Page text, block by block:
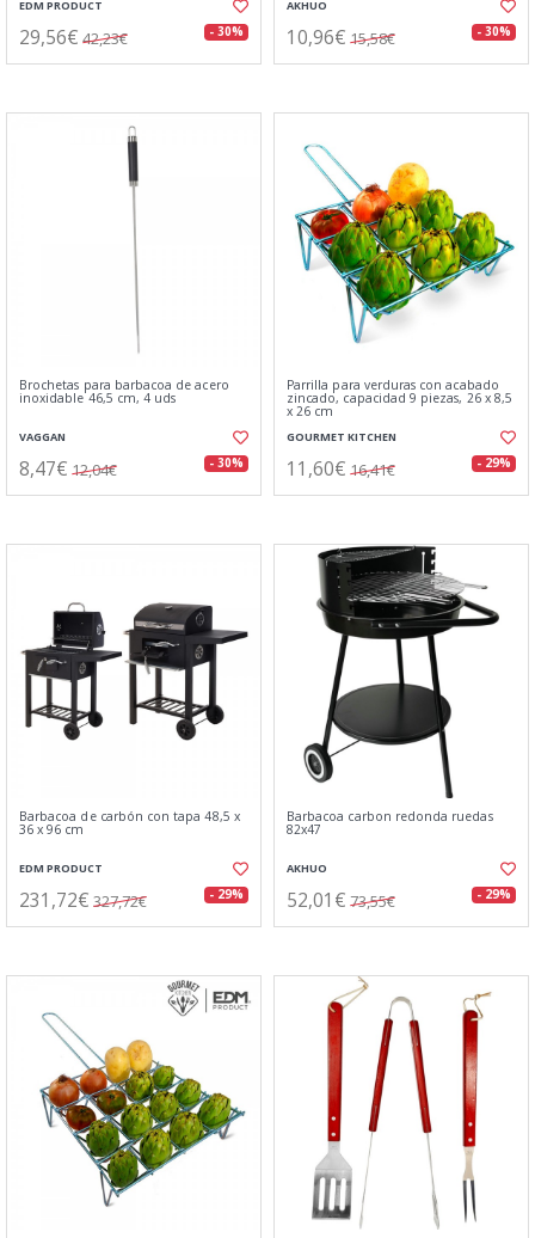
EDM PRODUCT
29,56€ 42,23€ - 30%
AKHUO
10,96€ 15,58€ - 30%
Brochetas para barbacoa de acero
inoxidable 46,5 cm, 4 uds
VAGGAN
8,47€ 12,04€ - 30%
Parrilla para verduras con acabado
zincado, capacidad 9 piezas, 26 x 8,5
x 26 cm
GOURMET KITCHEN
11,60€ 16,41€ - 29%
Barbacoa de carbón con tapa 48,5 x
36 x 96 cm
EDM PRODUCT
231,72€ 327,72€ - 29%
Barbacoa carbon redonda ruedas
82x47
AKHUO
52,01€ 73,55€ - 29%